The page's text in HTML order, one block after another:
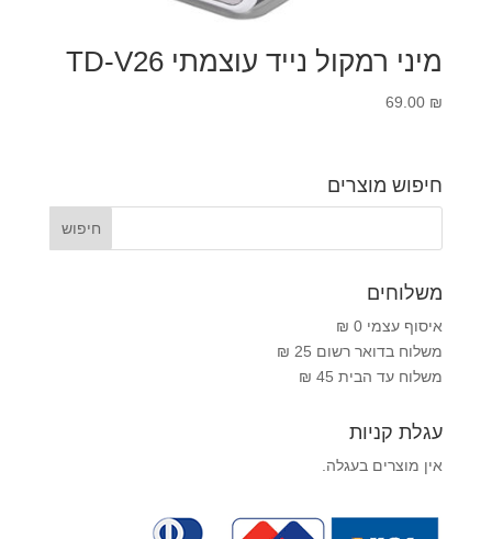
מיני רמקול נייד עוצמתי TD-V26
69.00 ₪
חיפוש מוצרים
משלוחים
איסוף עצמי 0 ₪
משלוח בדואר רשום 25 ₪
משלוח עד הבית 45 ₪
עגלת קניות
אין מוצרים בעגלה.